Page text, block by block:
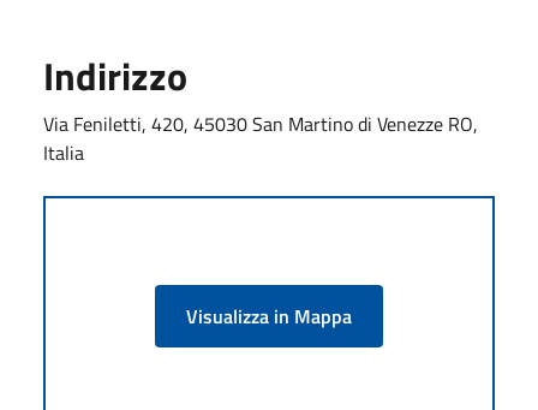
Indirizzo
Via Feniletti, 420, 45030 San Martino di Venezze RO,
Italia
Visualizza in Mappa